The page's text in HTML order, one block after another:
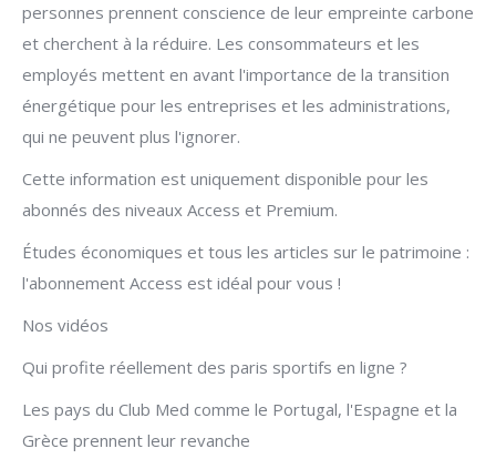
personnes prennent conscience de leur empreinte carbone
et cherchent à la réduire. Les consommateurs et les
employés mettent en avant l'importance de la transition
énergétique pour les entreprises et les administrations,
qui ne peuvent plus l'ignorer.
Cette information est uniquement disponible pour les
abonnés des niveaux Access et Premium.
Études économiques et tous les articles sur le patrimoine :
l'abonnement Access est idéal pour vous !
Nos vidéos
Qui profite réellement des paris sportifs en ligne ?
Les pays du Club Med comme le Portugal, l'Espagne et la
Grèce prennent leur revanche